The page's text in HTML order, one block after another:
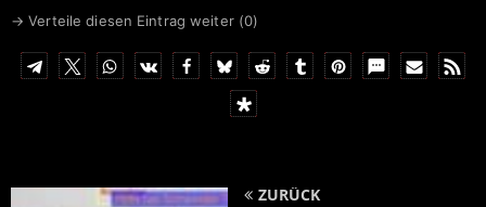
→ Verteile diesen Eintrag weiter (0)
ZURÜCK